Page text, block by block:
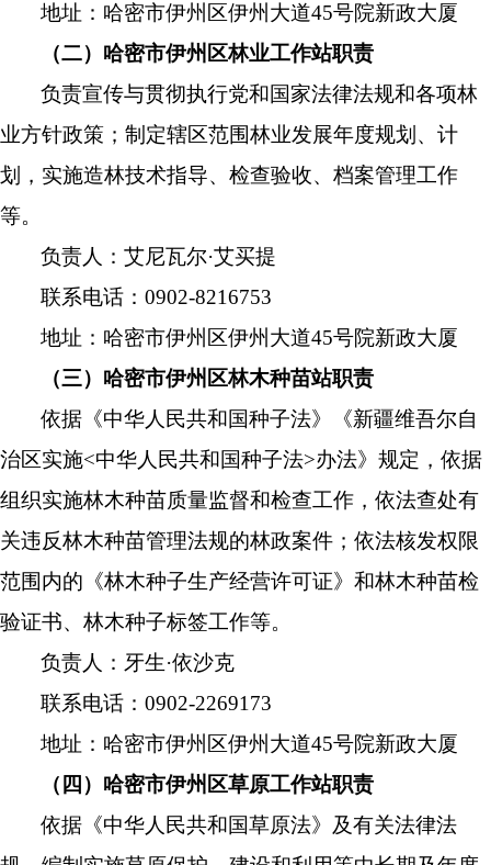
地址：哈密市伊州区伊州大道45号院新政大厦
（二）哈密市伊州区林业工作站职责
负责宣传与贯彻执行党和国家法律法规和各项林
业方针政策；制定辖区范围林业发展年度规划、计
划，实施造林技术指导、检查验收、档案管理工作
等。
负责人：艾尼瓦尔·艾买提
联系电话：0902-8216753
地址：哈密市伊州区伊州大道45号院新政大厦
（三）哈密市伊州区林木种苗站职责
依据《中华人民共和国种子法》《新疆维吾尔自
治区实施<中华人民共和国种子法>办法》规定，依据
组织实施林木种苗质量监督和检查工作，依法查处有
关违反林木种苗管理法规的林政案件；依法核发权限
范围内的《林木种子生产经营许可证》和林木种苗检
验证书、林木种子标签工作等。
负责人：牙生·依沙克
联系电话：0902-2269173
地址：哈密市伊州区伊州大道45号院新政大厦
（四）哈密市伊州区草原工作站职责
依据《中华人民共和国草原法》及有关法律法